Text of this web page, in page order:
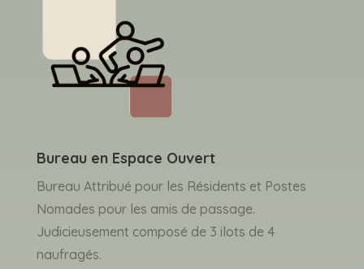
Bureau en Espace Ouvert
Bureau Attribué pour les Résidents et Postes
Nomades pour les amis de passage.
Judicieusement composé de 3 ilots de 4
naufragés.